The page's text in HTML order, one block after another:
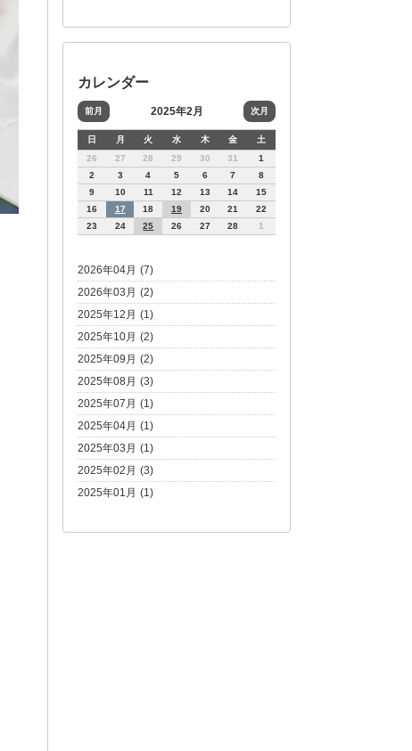
カレンダー
前月 2025年2月 次月
日 月 火 水 木 金
土
26
27 28 29 30 31
1
2
3 4 5 6 7
8
9
10 11 12 13 14
15
16
17 18 19 20 21
22
23
24 25 26 27 28 1
2026年04月 (7)
2026年03月 (2)
2025年12月 (1)
2025年10月 (2)
2025年09月 (2)
2025年08月 (3)
2025年07月 (1)
2025年04月 (1)
2025年03月 (1)
2025年02月 (3)
2025年01月 (1)